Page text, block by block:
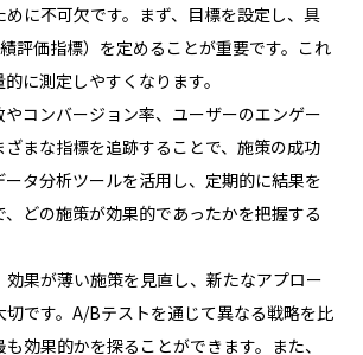
に不可欠です。まず、目標を設定し、具
評価指標）を定めることが重要です。これ
に測定しやすくなります。
コンバージョン率、ユーザーのエンゲー
まな指標を追跡することで、施策の成功
タ分析ツールを活用し、定期的に結果を
、どの施策が効果的であったかを把握する
果が薄い施策を見直し、新たなアプロー
切です。A/Bテストを通じて異なる戦略を比
効果的かを探ることができます。また、